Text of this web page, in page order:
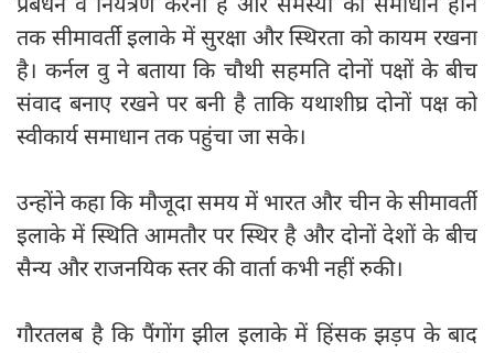
तक सीमावर्ती इलाके में सुरक्षा और स्थिरता को कायम रखना
है। कर्नल वु ने बताया कि चौथी सहमति दोनों पक्षों के बीच
संवाद बनाए रखने पर बनी है ताकि यथाशीघ्र दोनों पक्ष को
स्वीकार्य समाधान तक पहुंचा जा सके।
उन्होंने कहा कि मौजूदा समय में भारत और चीन के सीमावर्ती
इलाके में स्थिति आमतौर पर स्थिर है और दोनों देशों के बीच
सैन्य और राजनयिक स्तर की वार्ता कभी नहीं रुकी।
गौरतलब है कि पैंगोंग झील इलाके में हिंसक झड़प के बाद